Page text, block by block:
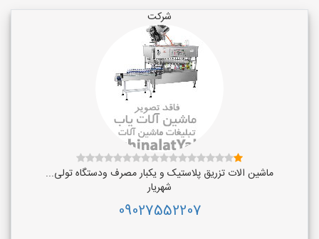
شرکت
ماشین الات تزریق پلاستیک و یکبار مصرف ودستگاه تولی...
شهریار
09027552207